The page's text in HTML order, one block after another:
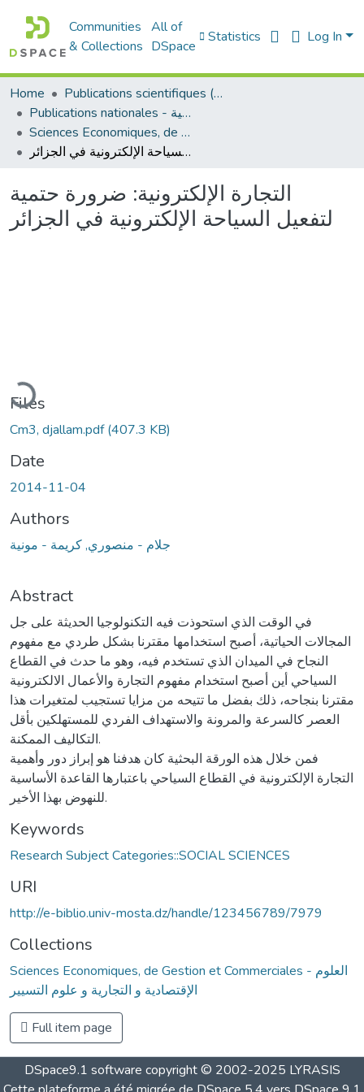
Communities
& Collections
All of
DSpace
Statistics Log In
Home
Publications scientifiques (Laboratoires)
Publications nationales - منشورات وطنية
Sciences Economiques, de Gestion et Commerciales - العلوم الإقتصادية و التجارية و علوم التسيير
التجارة الإلكترونية: ضرورة حتمية لتفعيل السياحة الإلكترونية في الجزائر
التجارة الإلكترونية: ضرورة حتمية
لتفعيل السياحة الإلكترونية في الجزائر
Files
Cm3, djallam.pdf(407.3 KB)
Date
2014-11-04
Authors
جلام - منصوري, كريمة - مونية
Abstract
في الوقت الذي استحوذت فيه التكنولوجيا الحديثة على جل
المجالات الحياتية، أصبح استخدامها مقترنا بشكل طردي مع مفهوم
النجاح في الميدان الذي تستخدم فيه، وهو ما حدث في القطاع
السياحي أين أصبح استخدام مفهوم التجارة والأعمال الالكترونية
مقترنا بنجاحه، ذلك بفضل ما تتيحه من مزايا تستجيب لمتغيرات هذا
العصر كالسرعة والمرونة والاستهداف الفردي للمستهلكين بأقل
التكاليف الممكنة.
فمن خلال هذه الورقة البحثية كان هدفنا هو إبراز دور وأهمية
التجارة الإلكترونية في القطاع السياحي باعتبارها القاعدة الأساسية
للنهوض بهذا الأخير.
Keywords
Research Subject Categories::SOCIAL SCIENCES
URI
http://e-biblio.univ-mosta.dz/handle/123456789/7979
Collections
Sciences Economiques, de Gestion et Commerciales - العلوم
الإقتصادية و التجارية و علوم التسيير
Full item page
DSpace9.1 software copyright © 2002-2025 LYRASIS